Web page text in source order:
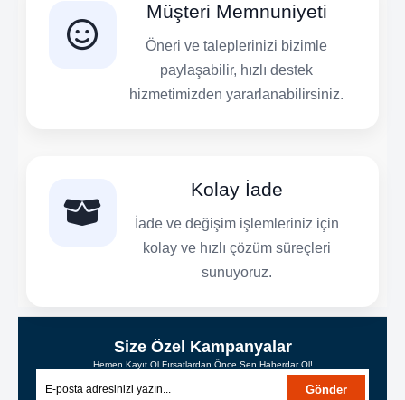
Müşteri Memnuniyeti
Öneri ve taleplerinizi bizimle
paylaşabilir, hızlı destek
hizmetimizden yararlanabilirsiniz.
Kolay İade
İade ve değişim işlemleriniz için
kolay ve hızlı çözüm süreçleri
sunuyoruz.
Size Özel Kampanyalar
Hemen Kayıt Ol Fırsatlardan Önce Sen Haberdar Ol!
Gönder